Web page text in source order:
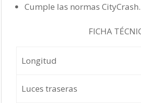
Cumple las normas CityCrash.
FICHA
Longitud
Luces traseras